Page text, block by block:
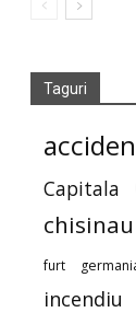
Taguri
Capitala
chisinau
furt
incendiu